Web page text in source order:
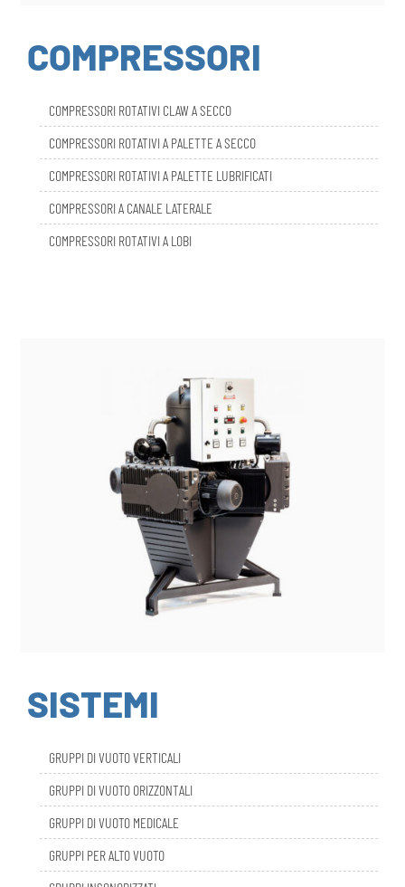
COMPRESSORI
COMPRESSORI ROTATIVI A PALETTE A SECCO
COMPRESSORI ROTATIVI A PALETTE LUBRIFICATI
COMPRESSORI A CANALE LATERALE
COMPRESSORI ROTATIVI A LOBI
SISTEMI
GRUPPI DI VUOTO ORIZZONTALI
GRUPPI DI VUOTO MEDICALE
GRUPPI PER ALTO VUOTO
GRUPPI INSONORIZZATI